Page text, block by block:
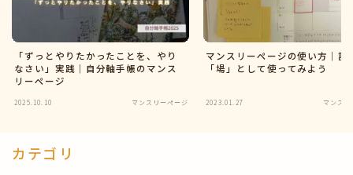
「ずっとやりたかったことを、やり
なさい」実践｜自分軸手帳のマンス
リーページ
2025.10.10 マンスリーページ
マンスリーページの使い方｜計
「場」として使ってみよう
2023.01.27 マンス
カテゴリ